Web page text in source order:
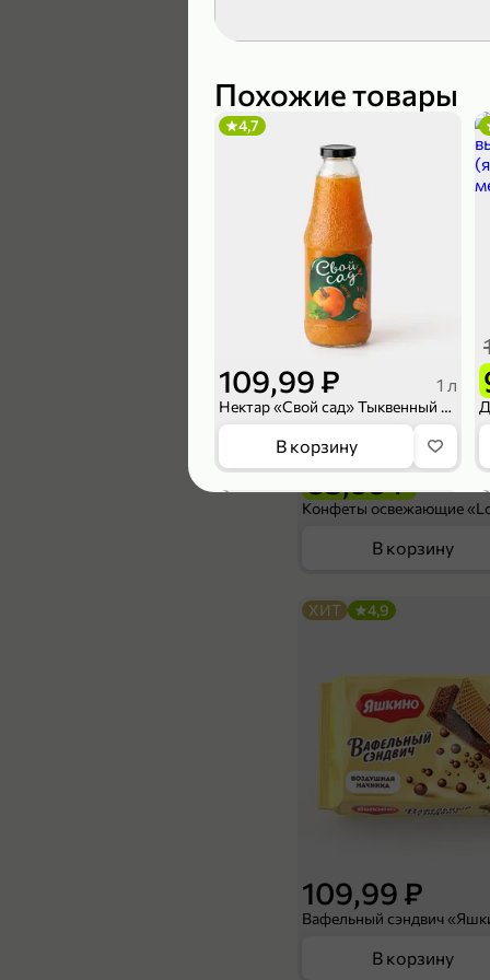
Похожие товары
109,99 ₽ 1 л
Нектар «Свой сад» Тыквенный с мякотью, 1 л
4,7
В корзину
200 г
Биолакт 2.8% «Наша Маша» яблоко-груша, 200 г
119,99 ₽
83,99 ₽
104,99 ₽
5
В корзину
109,99 ₽
ХИТ 4,9
В корзину